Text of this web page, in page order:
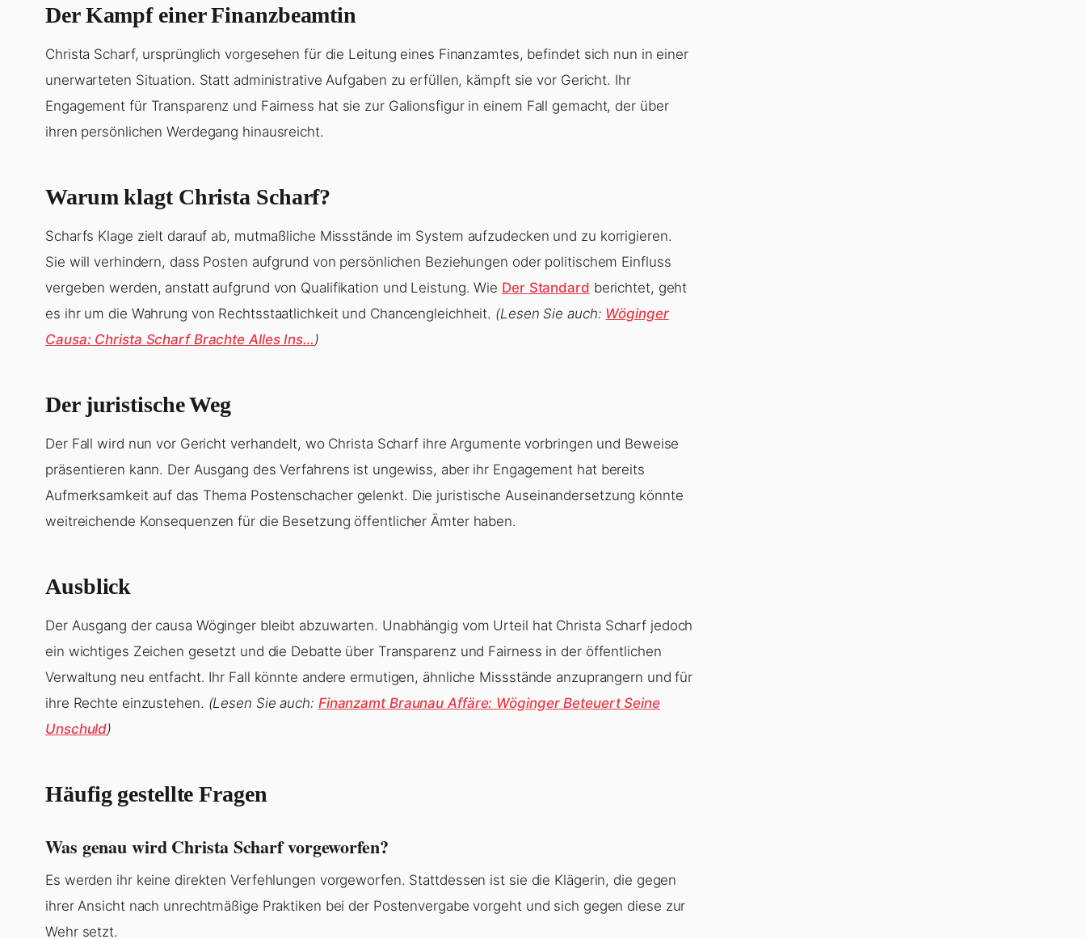
Der Kampf einer Finanzbeamtin
Christa Scharf, ursprünglich vorgesehen für die Leitung eines Finanzamtes, befindet sich nun in einer
unerwarteten Situation. Statt administrative Aufgaben zu erfüllen, kämpft sie vor Gericht. Ihr
Engagement für Transparenz und Fairness hat sie zur Galionsfigur in einem Fall gemacht, der über
ihren persönlichen Werdegang hinausreicht.
Warum klagt Christa Scharf?
Scharfs Klage zielt darauf ab, mutmaßliche Missstände im System aufzudecken und zu korrigieren.
Sie will verhindern, dass Posten aufgrund von persönlichen Beziehungen oder politischem Einfluss
vergeben werden, anstatt aufgrund von Qualifikation und Leistung. Wie Der Standard berichtet, geht
es ihr um die Wahrung von Rechtsstaatlichkeit und Chancengleichheit. (Lesen Sie auch: Wöginger
Causa: Christa Scharf Brachte Alles Ins… )
Der juristische Weg
Der Fall wird nun vor Gericht verhandelt, wo Christa Scharf ihre Argumente vorbringen und Beweise
präsentieren kann. Der Ausgang des Verfahrens ist ungewiss, aber ihr Engagement hat bereits
Aufmerksamkeit auf das Thema Postenschacher gelenkt. Die juristische Auseinandersetzung könnte
weitreichende Konsequenzen für die Besetzung öffentlicher Ämter haben.
Ausblick
Der Ausgang der causa Wöginger bleibt abzuwarten. Unabhängig vom Urteil hat Christa Scharf jedoch
ein wichtiges Zeichen gesetzt und die Debatte über Transparenz und Fairness in der öffentlichen
Verwaltung neu entfacht. Ihr Fall könnte andere ermutigen, ähnliche Missstände anzuprangern und für
ihre Rechte einzustehen. (Lesen Sie auch: Finanzamt Braunau Affäre: Wöginger Beteuert Seine
Unschuld)
Häufig gestellte Fragen
Was genau wird Christa Scharf vorgeworfen?
Es werden ihr keine direkten Verfehlungen vorgeworfen. Stattdessen ist sie die Klägerin, die gegen
ihrer Ansicht nach unrechtmäßige Praktiken bei der Postenvergabe vorgeht und sich gegen diese zur
Wehr setzt.